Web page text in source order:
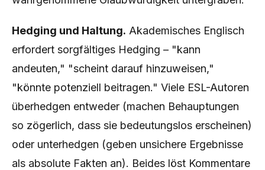
Hedging und Haltung. Akademisches Englisch
erfordert sorgfältiges Hedging – "kann
andeuten," "scheint darauf hinzuweisen,"
"könnte potenziell beitragen." Viele ESL-Autoren
überhedgen entweder (machen Behauptungen
so zögerlich, dass sie bedeutungslos erscheinen)
oder unterhedgen (geben unsichere Ergebnisse
als absolute Fakten an). Beides löst Kommentare